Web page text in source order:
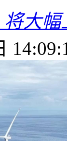
将大